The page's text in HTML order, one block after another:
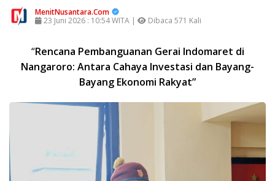
MenitNusantara.Com
23 Juni 2026 : 10:54 WITA |
Dibaca 571 Kali
“Rencana Pembanguanan Gerai Indomaret di
Nangaroro: Antara Cahaya Investasi dan Bayang-
Bayang Ekonomi Rakyat”